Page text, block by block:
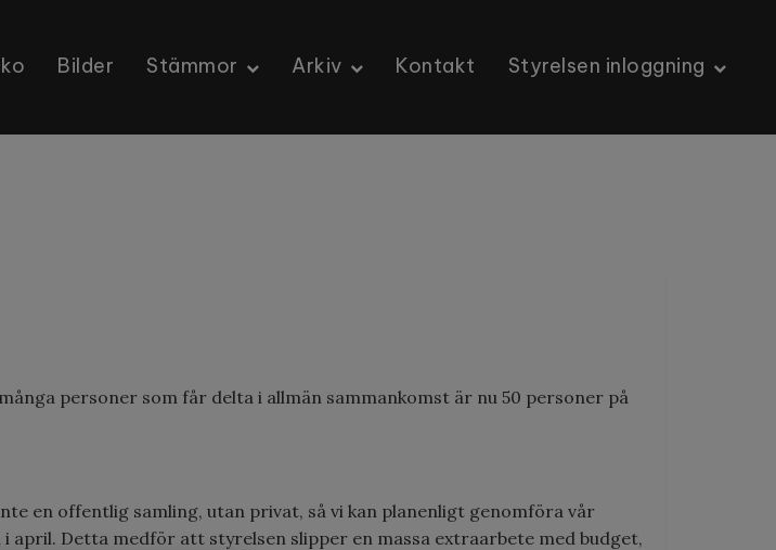
Bilder Stämmor Arkiv Kontakt Styrelsen inloggning
personer som får delta i allmän sammankomst är nu 50 personer på
en offentlig samling, utan privat, så vi kan planenligt genomföra vår
april. Detta medför att styrelsen slipper en massa extraarbete med budget,